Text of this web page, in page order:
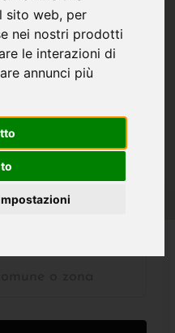
sito web, per
nei nostri prodotti
le interazioni di
annunci più